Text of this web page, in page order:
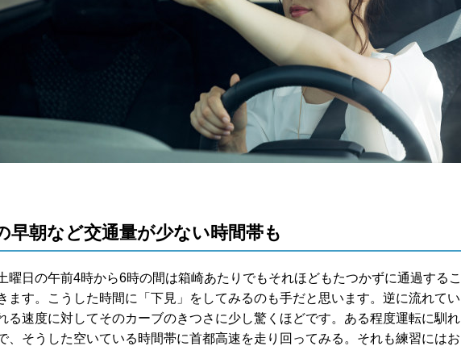
早朝など交通量が少ない時間帯も
曜日の午前4時から6時の間は箱崎あたりでもそれほどもたつかずに通過するこ
ます。こうした時間に「下見」をしてみるのも手だと思います。逆に流れてい
る速度に対してそのカーブのきつさに少し驚くほどです。ある程度運転に馴れ
、そうした空いている時間帯に首都高速を走り回ってみる。それも練習にはお